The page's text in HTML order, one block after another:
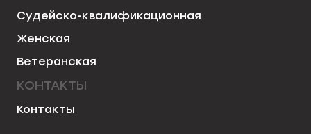
Судейско-квалификационная
Женская
Ветеранская
КОНТАКТЫ
Контакты